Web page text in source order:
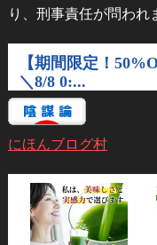
り、刑事責任が問われ
にほんブログ村